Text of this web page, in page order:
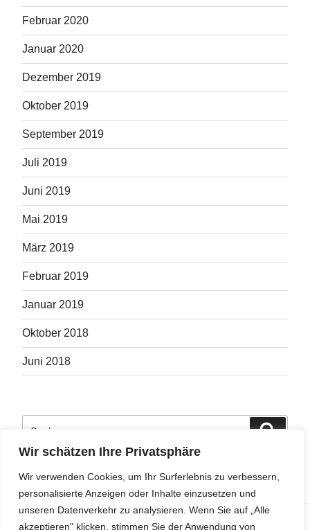
Wir schätzen Ihre Privatsphäre
Wir verwenden Cookies, um Ihr Surferlebnis zu verbessern,
personalisierte Anzeigen oder Inhalte einzusetzen und
unseren Datenverkehr zu analysieren. Wenn Sie auf „Alle
akzeptieren" klicken, stimmen Sie der Anwendung von
Februar 2020
Januar 2020
Dezember 2019
Oktober 2019
September 2019
Juli 2019
Juni 2019
Mai 2019
März 2019
Februar 2019
Januar 2019
Oktober 2018
Juni 2018
Privacy & Cookies: This site uses cookies. By continuing to use this
website, you agree to their use.